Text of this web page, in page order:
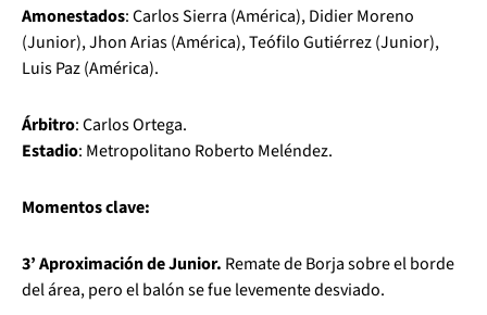
Amonestados: Carlos Sierra (América), Didier Moreno
(Junior), Jhon Arias (América), Teófilo Gutiérrez (Junior),
Luis Paz (América).
Árbitro: Carlos Ortega.
Estadio: Metropolitano Roberto Meléndez.
Momentos clave:
3’ Aproximación de Junior. Remate de Borja sobre el borde
del área, pero el balón se fue levemente desviado.